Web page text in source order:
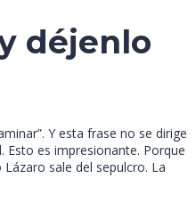
déjenlo
Y esta frase no se dirige
Esto es impresionante. Porque
sale del sepulcro. La